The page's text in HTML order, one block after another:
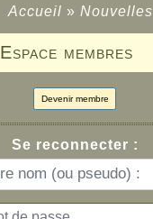
Accueil » Nouvelles
Espace membres
Devenir membre
Se reconnecter :